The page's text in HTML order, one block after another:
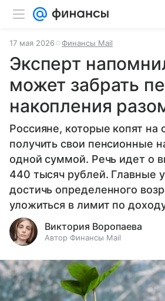
17 мая 2026 Финансы Mail
Эксперт
может забрать
накопления
Россияне, которые копят на
получить свои пенсионные
одной суммой. Речь идет о
440 тысяч рублей. Главные
достичь определенного
уложиться в лимит по
Виктория Воропаева
Автор Финансы Mail